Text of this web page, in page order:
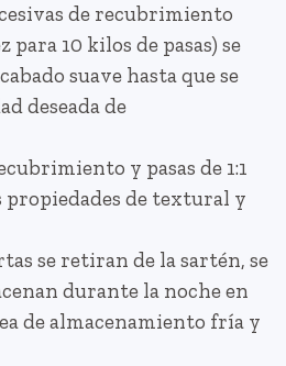
de recubrimiento
para 10 kilos de pasas) se
suave hasta que se
deseada de
y pasas de 1:1
propiedades de textural y
se retiran de la sartén, se
durante la noche en
de almacenamiento fría y